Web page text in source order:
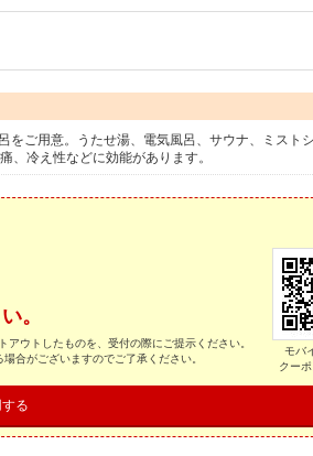
ご用意。うたせ湯、電気風呂、サウナ、ミストシ
、冷え性などに効能があります。
。
ウトしたものを、受付の際にご提示ください。
合がございますのでご了承ください。
モバ
クー
る